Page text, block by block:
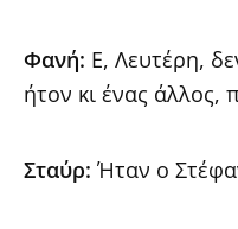
Φανή: Ε, Λευτέρη,
ήτον κι ένας άλλος,
Σταύρ: Ήταν ο